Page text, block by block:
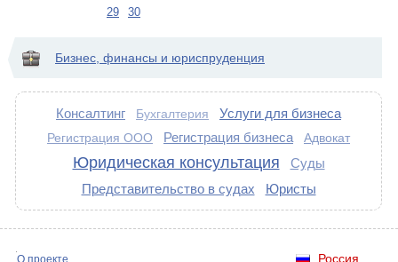
29
30
Бизнес, финансы и юриспруденция
Консалтинг Бухгалтерия Услуги для бизнеса
Регистрация ООО Регистрация бизнеса Адвокат
Юридическая консультация
Суды
Представительство в судах
Юристы
Россия
О проекте